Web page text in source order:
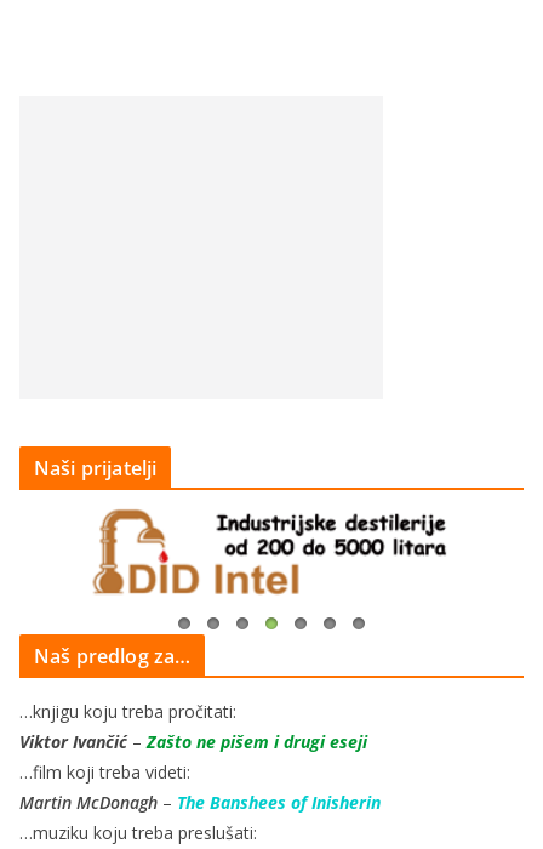
Naši prijatelji
Naš predlog za…
…knjigu koju treba pročitati:
Viktor Ivančić–Zašto ne pišem i drugi eseji
…film koji treba videti:
Martin McDonagh – The Banshees of Inisherin
…muziku koju treba preslušati: